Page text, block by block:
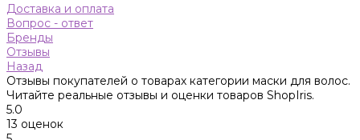
Доставка и оплата
Вопрос - ответ
Бренды
Отзывы
Назад
Отзывы покупателей о товарах категории маски для волос.
Читайте реальные отзывы и оценки товаров ShopIris.
5.0
13 оценок